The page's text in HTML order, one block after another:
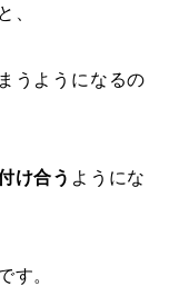
と、
うようになるの
け合う ようにな
す。